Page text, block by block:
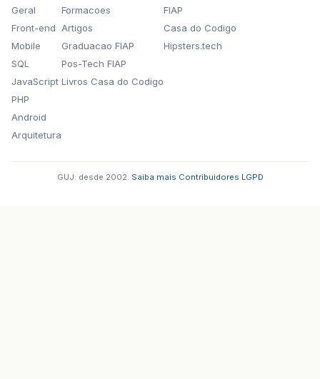
Geral
Front-end
Mobile
SQL
JavaScript
PHP
Android
Arquitetura
Formacoes
Artigos
Graduacao FIAP
Pos-Tech FIAP
Livros Casa do Codigo
FIAP
Casa do Codigo
Hipsters.tech
GUJ: desde 2002. Saiba mais Contribuidores LGPD